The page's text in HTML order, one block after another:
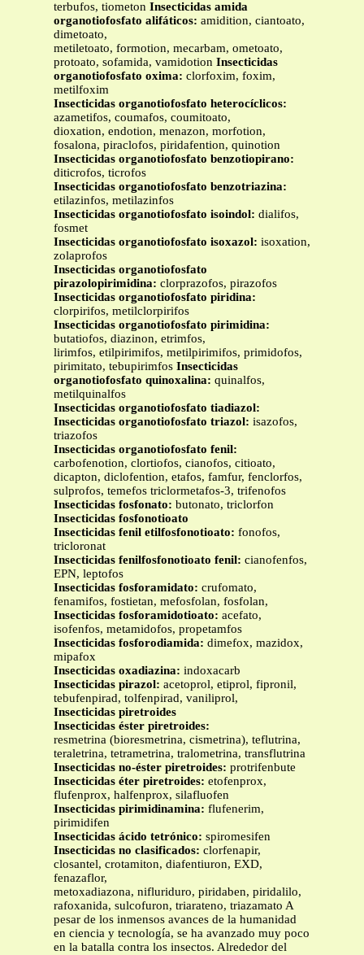
terbufos, tiometon Insecticidas amida
organotiofosfato alifáticos: amidition, ciantoato,
dimetoato,
metiletoato, formotion, mecarbam, ometoato,
protoato, sofamida, vamidotion Insecticidas
organotiofosfato oxima: clorfoxim, foxim,
metilfoxim
Insecticidas organotiofosfato heterocíclicos:
azametifos, coumafos, coumitoato,
dioxation, endotion, menazon, morfotion,
fosalona, piraclofos, piridafention, quinotion
Insecticidas organotiofosfato benzotiopirano:
diticrofos, ticrofos
Insecticidas organotiofosfato benzotriazina:
etilazinfos, metilazinfos
Insecticidas organotiofosfato isoindol: dialifos,
fosmet
Insecticidas organotiofosfato isoxazol: isoxation,
zolaprofos
Insecticidas organotiofosfato
pirazolopirimidina: clorprazofos, pirazofos
Insecticidas organotiofosfato piridina:
clorpirifos, metilclorpirifos
Insecticidas organotiofosfato pirimidina:
butatiofos, diazinon, etrimfos,
lirimfos, etilpirimifos, metilpirimifos, primidofos,
pirimitato, tebupirimfos Insecticidas
organotiofosfato quinoxalina: quinalfos,
metilquinalfos
Insecticidas organotiofosfato tiadiazol:
Insecticidas organotiofosfato triazol: isazofos,
triazofos
Insecticidas organotiofosfato fenil:
carbofenotion, clortiofos, cianofos, citioato,
dicapton, diclofention, etafos, famfur, fenclorfos,
sulprofos, temefos triclormetafos-3, trifenofos
Insecticidas fosfonato: butonato, triclorfon
Insecticidas fosfonotioato
Insecticidas fenil etilfosfonotioato: fonofos,
tricloronat
Insecticidas fenilfosfonotioato fenil: cianofenfos,
EPN, leptofos
Insecticidas fosforamidato: crufomato,
fenamifos, fostietan, mefosfolan, fosfolan,
Insecticidas fosforamidotioato: acefato,
isofenfos, metamidofos, propetamfos
Insecticidas fosforodiamida: dimefox, mazidox,
mipafox
Insecticidas oxadiazina: indoxacarb
Insecticidas pirazol: acetoprol, etiprol, fipronil,
tebufenpirad, tolfenpirad, vaniliprol,
Insecticidas piretroides
Insecticidas éster piretroides:
resmetrina (bioresmetrina, cismetrina), teflutrina,
teraletrina, tetrametrina, tralometrina, transflutrina
Insecticidas no-éster piretroides: protrifenbute
Insecticidas éter piretroides: etofenprox,
flufenprox, halfenprox, silafluofen
Insecticidas pirimidinamina: flufenerim,
pirimidifen
Insecticidas ácido tetrónico: spiromesifen
Insecticidas no clasificados: clorfenapir,
closantel, crotamiton, diafentiuron, EXD,
fenazaflor,
metoxadiazona, nifluriduro, piridaben, piridalilo,
rafoxanida, sulcofuron, triarateno, triazamato A
pesar de los inmensos avances de la humanidad
en ciencia y tecnología, se ha avanzado muy poco
en la batalla contra los insectos. Alrededor del